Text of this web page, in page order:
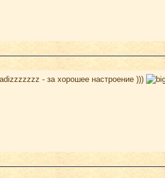
- за хорошее настроение )))